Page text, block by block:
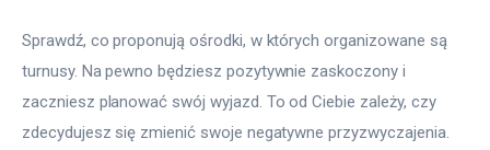
Sprawdź, co proponują ośrodki, w których organizowane są
turnusy. Na pewno będziesz pozytywnie zaskoczony i
zaczniesz planować swój wyjazd. To od Ciebie zależy, czy
zdecydujesz się zmienić swoje negatywne przyzwyczajenia.